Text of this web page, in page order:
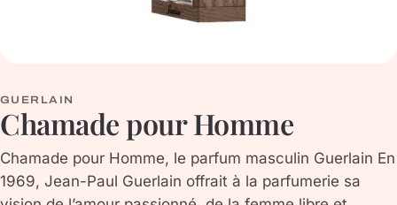
GUERLAIN
Chamade pour Homme
Chamade pour Homme, le parfum masculin Guerlain En
1969, Jean-Paul Guerlain offrait à la parfumerie sa